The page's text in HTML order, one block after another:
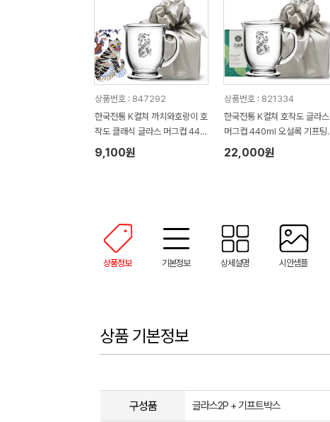
상품번호 : 847292
한국전통 K컬쳐 까치와호랑이 호
작도 클래식 글라스 머그컵 440
ml (보자기 포장)
9,100원
상품번호 : 821334
한국전통 K컬쳐 호작도 글라스
머그컵 440ml 오설록 기프팅
(보자기 포장)
22,000원
상품정보 기본정보 상세설명 시안샘플
상품 기본정보
구성품 글라스2P + 기프트박스